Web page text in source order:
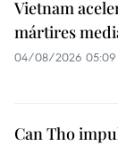
Vietnam
mártires
04/08/2026 05:09
Can Tho